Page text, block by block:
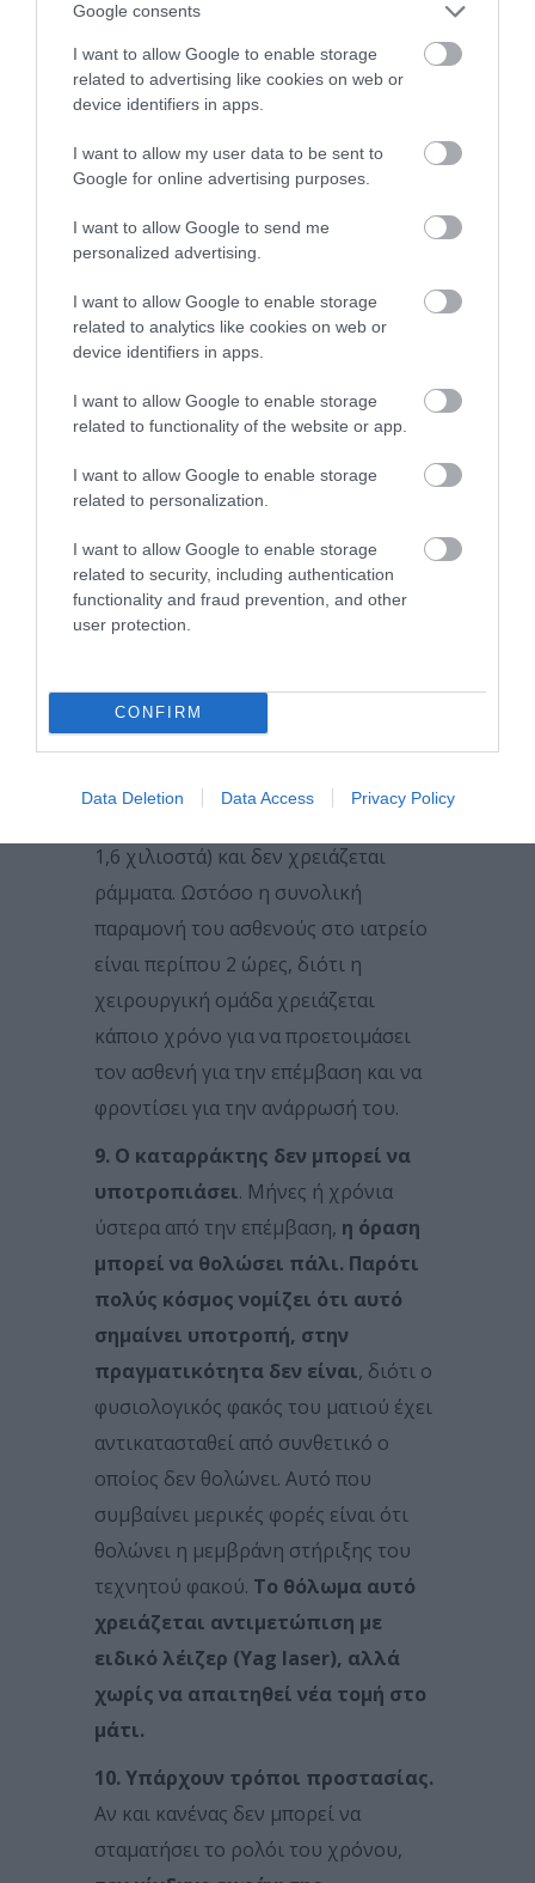
Google consents
I want to allow Google to enable storage
related to advertising like cookies on web or
device identifiers in apps.
I want to allow my user data to be sent to
Google for online advertising purposes.
I want to allow Google to send me
personalized advertising.
I want to allow Google to enable storage
related to analytics like cookies on web or
device identifiers in apps.
I want to allow Google to enable storage
related to functionality of the website or app.
I want to allow Google to enable storage
related to personalization.
I want to allow Google to enable storage
related to security, including authentication
functionality and fraud prevention, and other
user protection.
CONFIRM
Data Deletion Data Access Privacy Policy
είναι η πιο ασφαλής της Ιατρικής.
Καμία χειρουργική επέμβαση δεν
έχει μηδενικό ποσοστό επιπλοκών.
καταρράκτη έχει ποσοστό
παρατηρούνται επιπλοκές όπως
φλεγμονή, μετακίνηση του
ενδοφακού (ο τεχνητός φακός που
αντικαθιστά τον φυσικό) ή και ακόμη
αμφιβληστροειδούς. Τα συμβάντα
πολύ απλή αυτή επέμβαση πρέπει να
σοβαρότητα και έγκριτη και έμπειρη
ιατρική παρακολούθηση, τονίζει ο
Δρ. Κανελλόπουλος.
Ουσιαστικά τελειώνει μέσα σε 15
λεπτά, καθώς γίνεται με τοπική
αναισθησία, απαιτεί πολύ μικρή τομή
1,6 χιλιοστά) και δεν χρειάζεται
ράμματα. Ωστόσο η συνολική
παραμονή του ασθενούς στο ιατρείο
είναι περίπου 2 ώρες, διότι η
χειρουργική ομάδα χρειάζεται
κάποιο χρόνο για να προετοιμάσει
τον ασθενή για την επέμβαση και να
φροντίσει για την ανάρρωσή του.
9. Ο καταρράκτης δεν μπορεί να
υποτροπιάσει. Μήνες ή χρόνια
ύστερα από την επέμβαση, η όραση
μπορεί να θολώσει πάλι. Παρότι
πολύς κόσμος νομίζει ότι αυτό
σημαίνει υποτροπή, στην
πραγματικότητα δεν είναι, διότι ο
φυσιολογικός φακός του ματιού έχει
αντικατασταθεί από συνθετικό ο
οποίος δεν θολώνει. Αυτό που
συμβαίνει μερικές φορές είναι ότι
θολώνει η μεμβράνη στήριξης του
τεχνητού φακού. Το θόλωμα αυτό
χρειάζεται αντιμετώπιση με
ειδικό λέιζερ (Yag laser), αλλά
χωρίς να απαιτηθεί νέα τομή στο
μάτι.
10. Υπάρχουν τρόποι προστασίας.
Αν και κανένας δεν μπορεί να
σταματήσει το ρολόι του χρόνου,